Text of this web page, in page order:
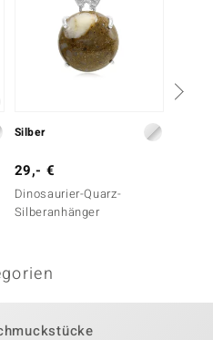
Silber
29,- €
Dinosaurier-Quarz-
Silberanhänger